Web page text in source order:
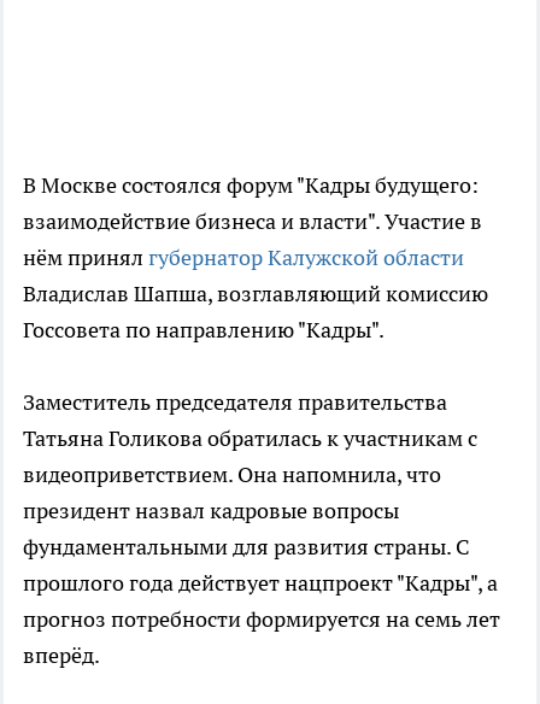
В Москве состоялся форум "Кадры будущего:
взаимодействие бизнеса и власти". Участие в
нём принял губернатор Калужской области
Владислав Шапша, возглавляющий комиссию
Госсовета по направлению "Кадры".
Заместитель председателя правительства
Татьяна Голикова обратилась к участникам с
видеоприветствием. Она напомнила, что
президент назвал кадровые вопросы
фундаментальными для развития страны. С
прошлого года действует нацпроект "Кадры", а
прогноз потребности формируется на семь лет
вперёд.